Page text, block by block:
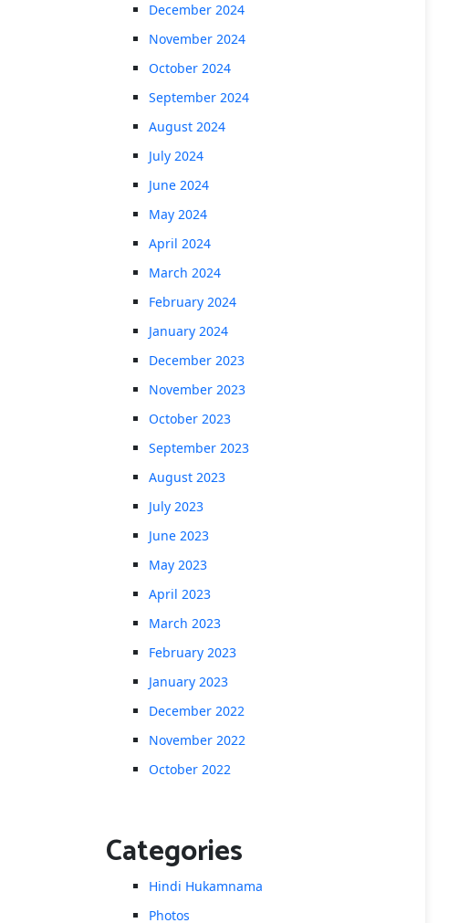
December 2024
November 2024
October 2024
September 2024
August 2024
July 2024
June 2024
May 2024
April 2024
March 2024
February 2024
January 2024
December 2023
November 2023
October 2023
September 2023
August 2023
July 2023
June 2023
May 2023
April 2023
March 2023
February 2023
January 2023
December 2022
November 2022
October 2022
Categories
Hindi Hukamnama
Photos